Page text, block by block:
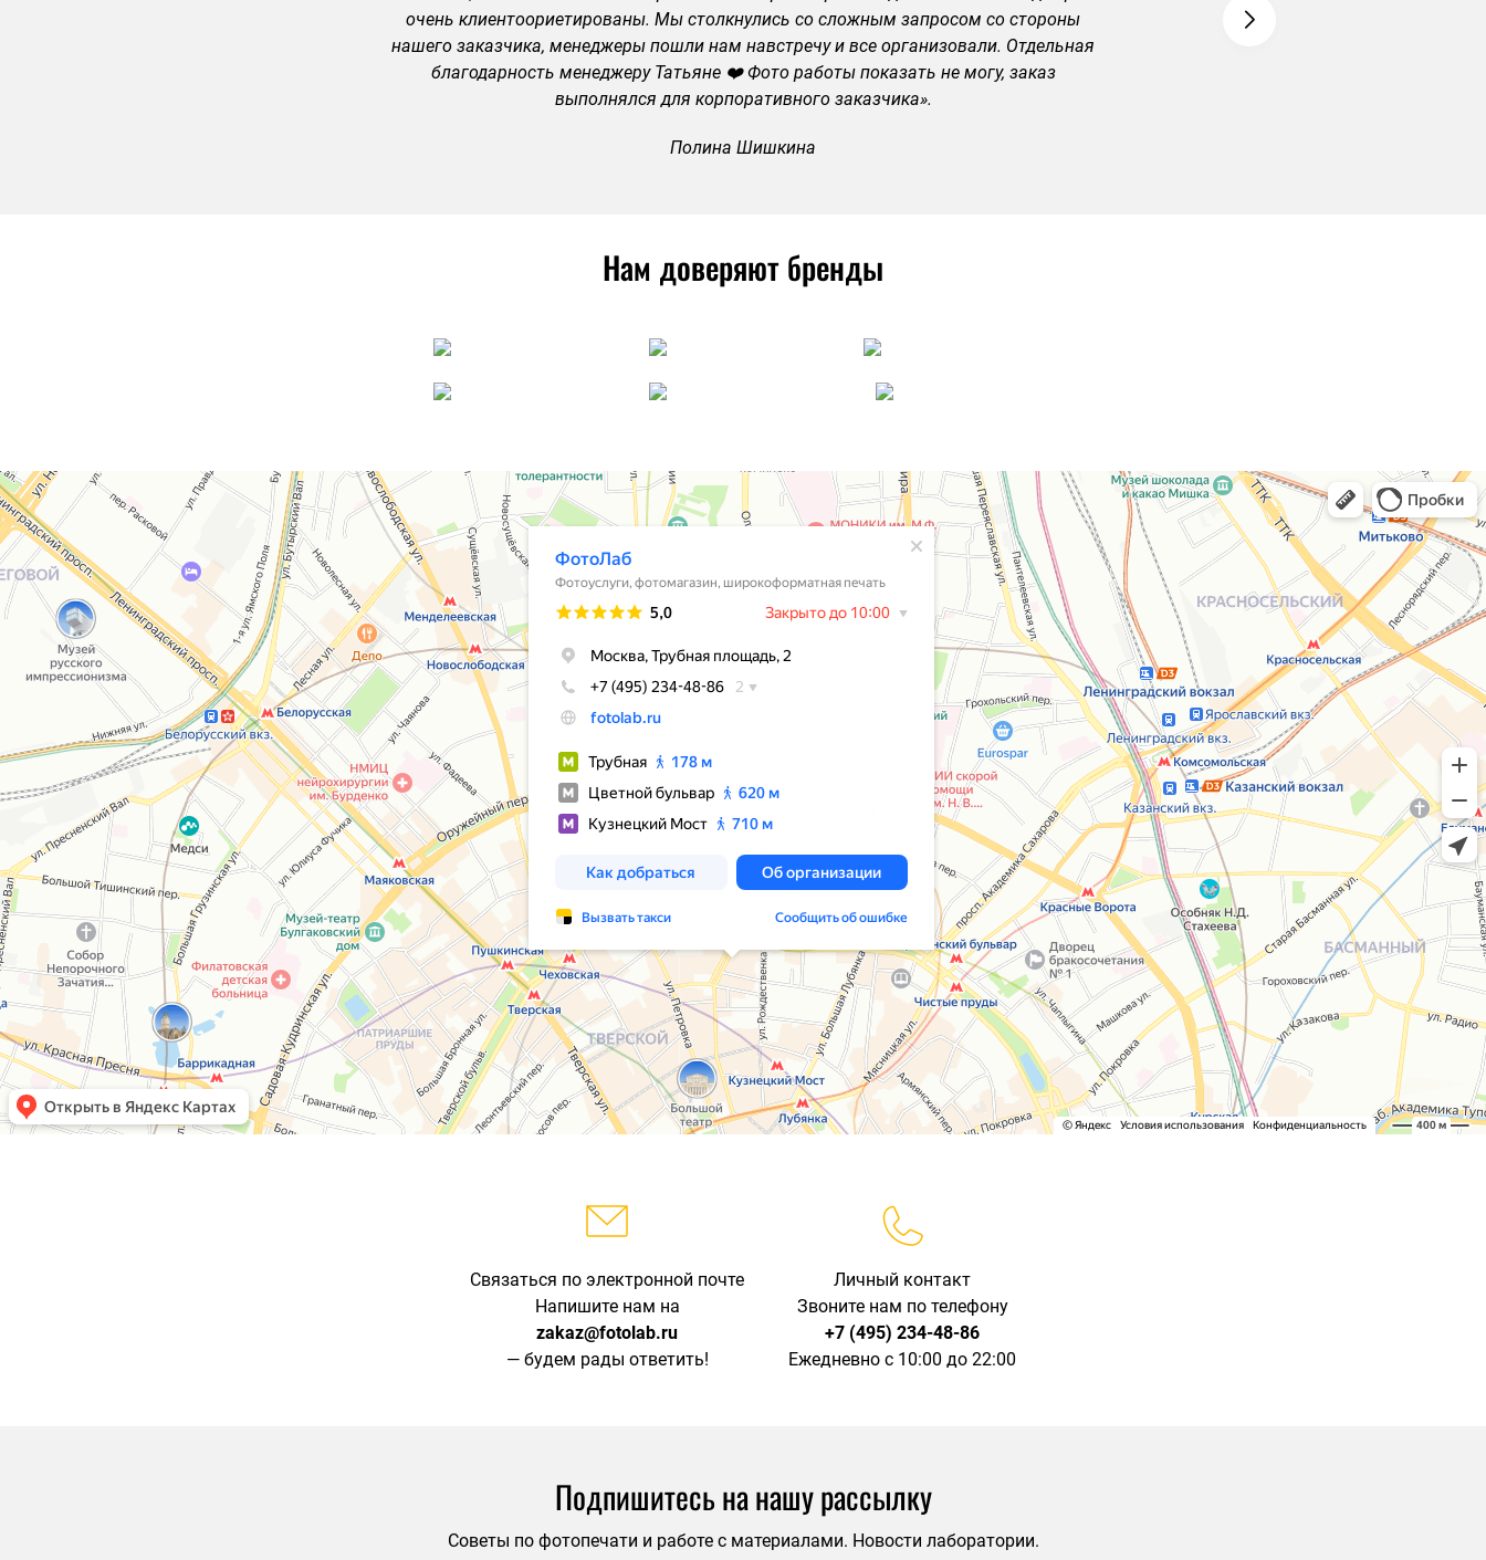
очень клиентоориетированы. Мы столкнулись со сложным запросом со стороны
нашего заказчика, менеджеры пошли нам навстречу и все организовали. Отдельная
благодарность менеджеру Татьяне ❤️ Фото работы показать не могу, заказ
выполнялся для корпоративного заказчика».
Полина Шишкина
Нам доверяют бренды
ФотоЛаб
Фотоуслуги в Москве
Фотомагазин в Москве
Связаться по электронной почте
Напишите нам на
zakaz@fotolab.ru
— будем рады ответить!
Личный контакт
Звоните нам по телефону
+7 (495) 234-48-86
Ежедневно с 10:00 до 22:00
Подпишитесь на нашу рассылку
Советы по фотопечати и работе с материалами. Новости лаборатории.